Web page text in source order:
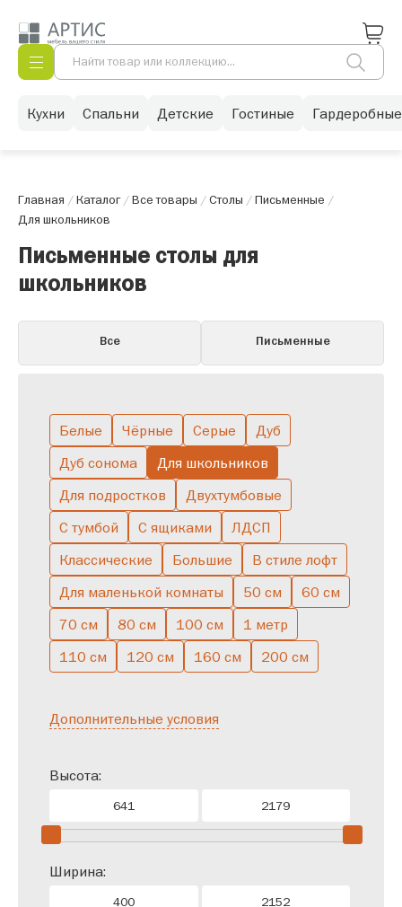
Кухни Спальни Детские Гостиные Гардеробные
Главная /Каталог/Все товары /Столы /Письменные /
Для школьников
Письменные столы для
школьников
Все Письменные
Белые Чёрные Серые
Дуб
Дуб сонома
Для школьников
Для подростков
Двухтумбовые
С тумбой
С ящиками
ЛДСП
Классические
Большие
В стиле лофт
Для маленькой комнаты
50 см
60 см
70 см
80 см 100 см
1 метр
110 см
120 см 160 см 200 см
Дополнительные условия
Высота:
Ширина: